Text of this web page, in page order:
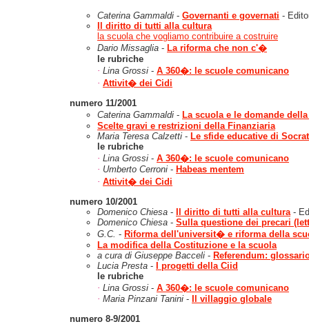
Caterina Gammaldi - Governanti e governati -
Il diritto di tutti alla cultura
la scuola che vogliamo contribuire a costruire
Dario Missaglia - La riforma che non c'�
le rubriche
· Lina Grossi - A 360�: le scuole comunicano
· Attivit� dei Cidi
numero 11/2001
Caterina Gammaldi - La scuola e le domande
Scelte gravi e restrizioni della Finanziaria
Maria Teresa Calzetti - Le sfide educative di
le rubriche
· Lina Grossi - A 360�: le scuole comunicano
· Umberto Cerroni - Habeas mentem
· Attivit� dei Cidi
numero 10/2001
Domenico Chiesa - Il diritto di tutti alla cultura-
Domenico Chiesa - Sulla questione dei precari
G.C. - Riforma dell'universit� e riforma della
La modifica della Costituzione e la scuola
a cura di Giuseppe Bacceli - Referendum:
Lucia Presta -
I progetti della Ciid
le rubriche
· Lina Grossi - A 360�: le scuole comunicano
· Maria Pinzani Tanini -
Il villaggio globale
numero 8-9/2001